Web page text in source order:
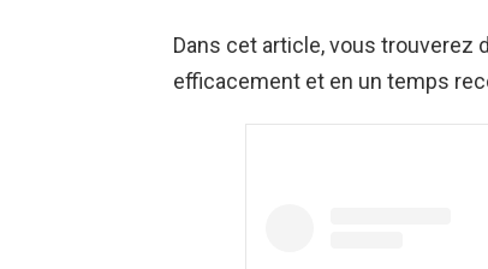
Dans cet article, vous trouverez
efficacement et en un temps